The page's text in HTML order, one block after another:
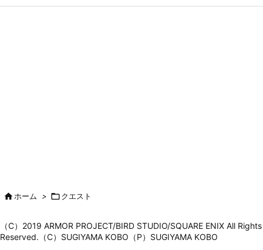
ホーム > クエスト
（C）2019 ARMOR PROJECT/BIRD STUDIO/SQUARE ENIX All Rights
Reserved.（C）SUGIYAMA KOBO（P）SUGIYAMA KOBO